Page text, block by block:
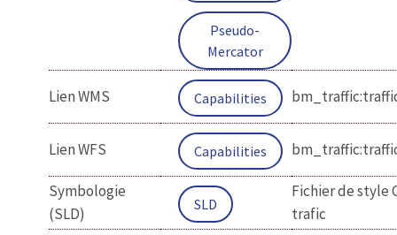
Pseudo-
Mercator
Lien WMS Capabilities
Lien WFS Capabilities
Symbologie
(SLD)
SLD
Fichier de style
trafic